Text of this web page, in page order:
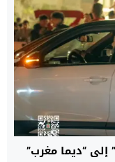
إلى “ديما مغرب”